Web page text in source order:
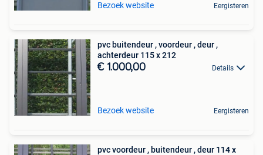
Bezoek website Eergisteren
pvc buitendeur , voordeur , deur ,
achterdeur 115 x 212
€ 1.000,00 Details
Bezoek website Eergisteren
pvc voordeur , buitendeur , deur 114 x